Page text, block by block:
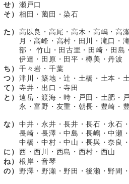
せ） 瀬戸口
そ） 相田・薗田・染石
た） 高以良・高尾・高木・高嶋・高
月・高峰・高村・田川・滝口・
部・ 竹山・田古里・田崎・田島
伊達・田原・田平・樽美・丹波
ち） 千々岩・千葉
つ） 津川・築地・辻・土橋・土本・
て） 寺井・出口・寺田
と） 遠岳・渡海・時・戸田・土肥・
永・富野・友重・朝長・豊崎・
な） 中井・永井・長井・長石・永石
長崎・長澤・中島・長嶋・中瀬
中橋・中村・中山・長與・奈良
に） 西・西川・西島・西村・西山
ね） 根岸・音琴
の）
野澤・野瀬・野田・後瀬・野間